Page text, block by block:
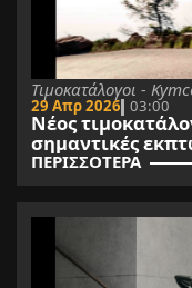
Τιμοκατάλογοι -
29 Απρ 2026 03:00
Νέος
σημαντικές
ΠΕΡΙΣΣΟΤΕΡΑ